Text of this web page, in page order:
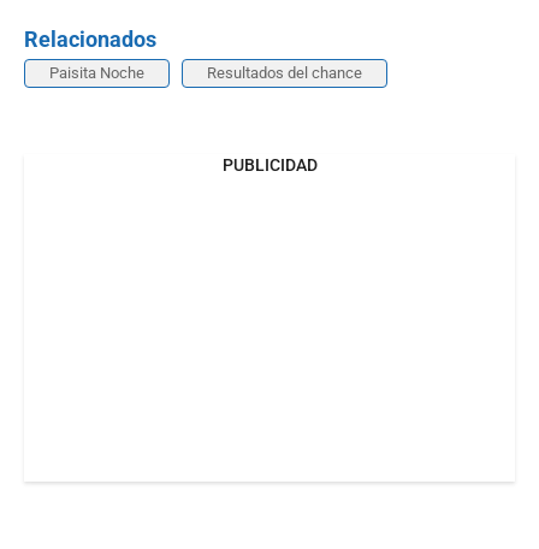
Relacionados
Paisita Noche Resultados del chance
PUBLICIDAD